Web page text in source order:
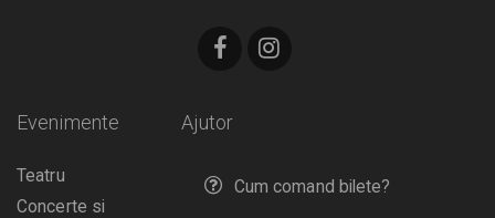
Ajutor
Cum comand bilete?
Evenimente
Teatru
Concerte si